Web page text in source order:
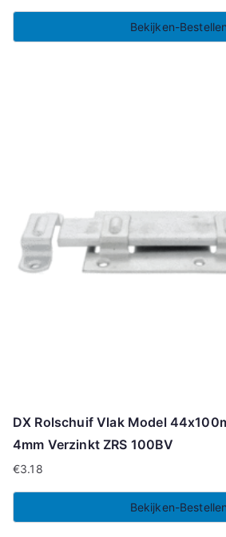
Bekijken-Bestellen
DX Rolschuif Vlak Model
4mm Verzinkt ZRS 100BV
€3.18
Bekijken-Bestellen